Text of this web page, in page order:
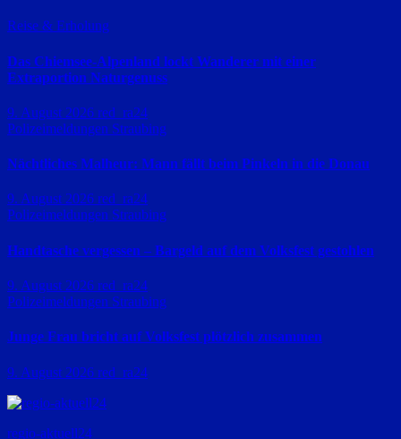
Reise & Erholung
Das Chiemsee-Alpenland lockt Wanderer mit einer
Extraportion Naturgenuss
9. August 2026 red_ra24
Polizeimeldungen Straubing
Nächtliches Malheur: Mann fällt beim Pinkeln in die Donau
9. August 2026 red_ra24
Polizeimeldungen Straubing
Handtasche vergessen – Bargeld auf dem Volksfest gestohlen
9. August 2026 red_ra24
Polizeimeldungen Straubing
Junge Frau bricht auf Volksfest plötzlich zusammen
9. August 2026 red_ra24
regio-aktuell24